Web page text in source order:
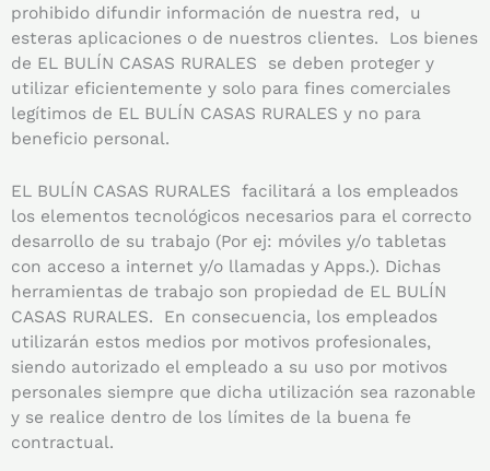
prohibido difundir información de nuestra red, u
esteras aplicaciones o de nuestros clientes. Los bienes
de EL BULÍN CASAS RURALES se deben proteger y
utilizar eficientemente y solo para fines comerciales
legítimos de EL BULÍN CASAS RURALES y no para
beneficio personal.
EL BULÍN CASAS RURALES facilitará a los empleados
los elementos tecnológicos necesarios para el correcto
desarrollo de su trabajo (Por ej: móviles y/o tabletas
con acceso a internet y/o llamadas y Apps.). Dichas
herramientas de trabajo son propiedad de EL BULÍN
CASAS RURALES. En consecuencia, los empleados
utilizarán estos medios por motivos profesionales,
siendo autorizado el empleado a su uso por motivos
personales siempre que dicha utilización sea razonable
y se realice dentro de los límites de la buena fe
contractual.